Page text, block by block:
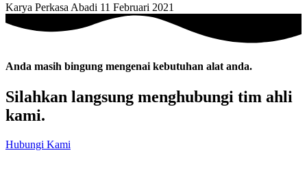
Karya Perkasa Abadi 11 Februari 2021
Anda masih bingung mengenai kebutuhan alat anda.
Silahkan langsung menghubungi tim ahli
kami.
Hubungi Kami